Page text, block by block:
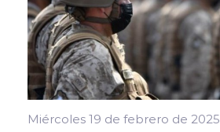
Miércoles 19 de febrero de 2025